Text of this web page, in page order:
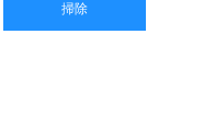
掃除